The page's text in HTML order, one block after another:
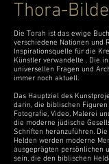
Thora-
Die Torah ist das ewige
verschiedene Nationen und
Inspirationsquelle für die
Künstler verwandelte . Die
universellen Fragen und
immer noch aktuell.
Das Hauptziel des
darin, die biblischen
Fotografie, Video, Malerei
die moderne jüdische
Schriften heranzuführen.
Helden werden moderne
ausgeprägten persönlichen
sein, die den biblischen